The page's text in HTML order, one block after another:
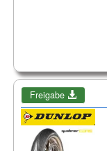
Freigabe